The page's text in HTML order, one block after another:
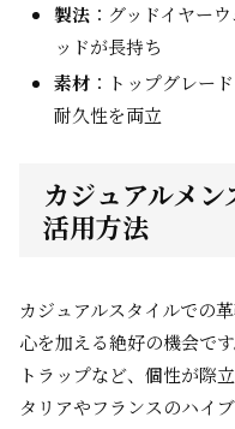
製法 ：グッドイヤー
ッドが長持ち
素材 ：トップグレー
耐久性を両立
カジュアルメ
活用方法
カジュアルスタイルでの
心を加える絶好の機会で
トラップなど、個性が際
タリアやフランスのハイ